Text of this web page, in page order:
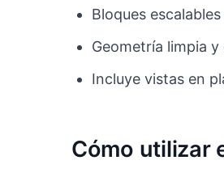
Bloques
Geometría limpia
Incluye vistas en
Cómo utilizar